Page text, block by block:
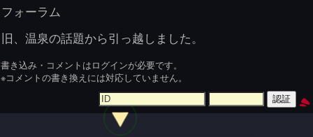
フォーラム
旧、温泉の話題から引っ越しました。
書き込み・コメントはログインが必要です。
※コメントの書き換えには対応していません。